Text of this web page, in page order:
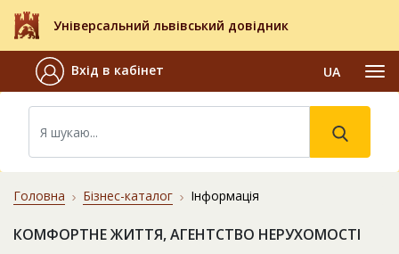
Універсальний львівський довідник
Вхід в кабінет UA
Головна Бізнес-каталог Інформація
КОМФОРТНЕ ЖИТТЯ, АГЕНТСТВО НЕРУХОМОСТІ